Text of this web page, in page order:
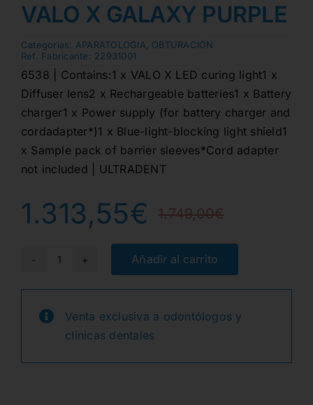
VALO X GALAXY PURPLE
Categorias: APARATOLOGIA
OBTURACIÓN
Ref. Fabricante: 22931001
6538 | Contains:1 x VALO X LED curing light1 x
Diffuser lens2 x Rechargeable batteries1 x Battery
charger1 x Power supply (for battery charger and
cordadapter*)1 x Blue-light-blocking light shield1
x Sample pack of barrier sleeves*Cord adapter
not included | ULTRADENT
1.749,00€El
era:
1.313,55€
El
actual
es:
VALO
X
PURPLE
cantidad
Añadir al carrito
Venta exclusiva a odontólogos y
clínicas dentales